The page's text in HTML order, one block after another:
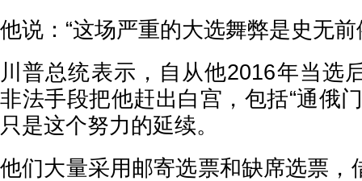
他说：“这场严重的大选舞弊是史无前
川普总统表示，自从他2016年当选
非法手段把他赶出白宫，包括“通俄
只是这个努力的延续。
他们大量采用邮寄选票和缺席选票，